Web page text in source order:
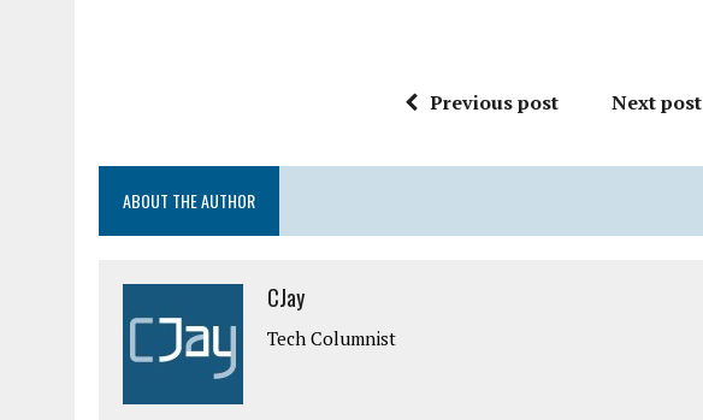
Previous post Next post
ABOUT THE AUTHOR
CJay
Tech Columnist